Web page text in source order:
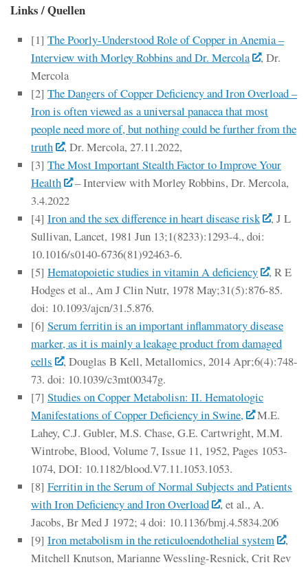
Links / Quellen
[1] The Poorly-Understood Role of Copper in Anemia –
Interview with Morley Robbins and Dr. Mercola
, Dr.
Mercola
[2] The Dangers of Copper Deficiency and Iron Overload –
Iron is often viewed as a universal panacea that most
people need more of, but nothing could be further from the
truth
, Dr. Mercola, 27.11.2022,
[3] The Most Important Stealth Factor to Improve Your
Health
– Interview with Morley Robbins, Dr. Mercola,
3.4.2022
[4] Iron and the sex difference in heart disease risk
, J L
Sullivan, Lancet, 1981 Jun 13;1(8233):1293-4., doi:
10.1016/s0140-6736(81)92463-6.
[5] Hematopoietic studies in vitamin A deficiency
, R E
Hodges et al., Am J Clin Nutr, 1978 May;31(5):876-85.
doi: 10.1093/ajcn/31.5.876.
[6] Serum ferritin is an important inflammatory disease
marker, as it is mainly a leakage product from damaged
cells
, Douglas B Kell, Metallomics, 2014 Apr;6(4):748-
73. doi: 10.1039/c3mt00347g.
[7] Studies on Copper Metabolisn: II. Hematologic
Manifestations of Copper Deficiency in Swine,
M.E.
Lahey, C.J. Gubler, M.S. Chase, G.E. Cartwright, M.M.
Wintrobe, Blood, Volume 7, Issue 11, 1952, Pages 1053-
1074, DOI: 10.1182/blood.V7.11.1053.1053.
[8] Ferritin in the Serum of Normal Subjects and Patients
with Iron Deficiency and Iron Overload
, et al., A.
Jacobs, Br Med J 1972; 4 doi: 10.1136/bmj.4.5834.206
[9] Iron metabolism in the reticuloendothelial system
,
Mitchell Knutson, Marianne Wessling-Resnick, Crit Rev